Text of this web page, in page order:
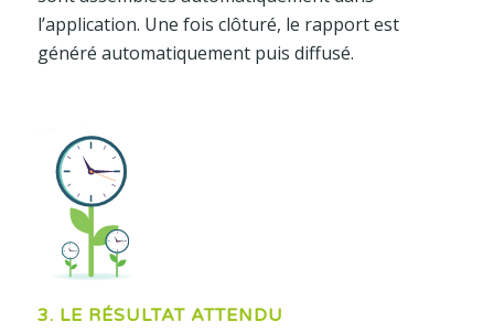
l’application. Une fois clôturé, le rapport est
généré automatiquement puis diffusé.
3. LE RÉSULTAT ATTENDU